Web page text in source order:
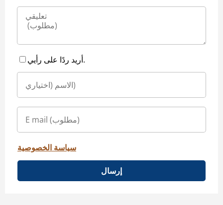
أريد ردًا على رأيي.
سياسة الخصوصية
إرسال